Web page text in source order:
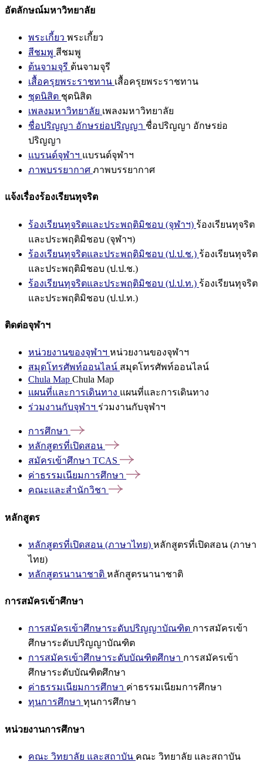
อัตลักษณ์มหาวิทยาลัย
พระเกี้ยว พระเกี้ยว
สีชมพู สีชมพู
ต้นจามจุรี ต้นจามจุรี
เสื้อครุยพระราชทาน เสื้อครุยพระราชทาน
ชุดนิสิต ชุดนิสิต
เพลงมหาวิทยาลัย เพลงมหาวิทยาลัย
ชื่อปริญญา อักษรย่อปริญญา ชื่อปริญญา อักษรย่อ
ปริญญา
แบรนด์จุฬาฯ แบรนด์จุฬาฯ
ภาพบรรยากาศ ภาพบรรยากาศ
แจ้งเรื่องร้องเรียนทุจริต
ร้องเรียนทุจริตและประพฤติมิชอบ (จุฬาฯ) ร้องเรียนทุจริต
และประพฤติมิชอบ (จุฬาฯ)
ร้องเรียนทุจริตและประพฤติมิชอบ (ป.ป.ช.) ร้องเรียนทุจริต
และประพฤติมิชอบ (ป.ป.ช.)
ร้องเรียนทุจริตและประพฤติมิชอบ (ป.ป.ท.) ร้องเรียนทุจริต
และประพฤติมิชอบ (ป.ป.ท.)
ติดต่อจุฬาฯ
หน่วยงานของจุฬาฯ หน่วยงานของจุฬาฯ
สมุดโทรศัพท์ออนไลน์ สมุดโทรศัพท์ออนไลน์
Chula Map Chula Map
แผนที่และการเดินทาง แผนที่และการเดินทาง
ร่วมงานกับจุฬาฯ ร่วมงานกับจุฬาฯ
การศึกษา
หลักสูตรที่เปิดสอน
สมัครเข้าศึกษา TCAS
ค่าธรรมเนียมการศึกษา
คณะและสำนักวิชา
หลักสูตร
หลักสูตรที่เปิดสอน (ภาษาไทย) หลักสูตรที่เปิดสอน (ภาษา
ไทย)
หลักสูตรนานาชาติ หลักสูตรนานาชาติ
การสมัครเข้าศึกษา
การสมัครเข้าศึกษาระดับปริญญาบัณฑิต การสมัครเข้า
ศึกษาระดับปริญญาบัณฑิต
การสมัครเข้าศึกษาระดับบัณฑิตศึกษา การสมัครเข้า
ศึกษาระดับบัณฑิตศึกษา
ค่าธรรมเนียมการศึกษา ค่าธรรมเนียมการศึกษา
ทุนการศึกษา ทุนการศึกษา
หน่วยงานการศึกษา
คณะ วิทยาลัย และสถาบัน คณะ วิทยาลัย และสถาบัน